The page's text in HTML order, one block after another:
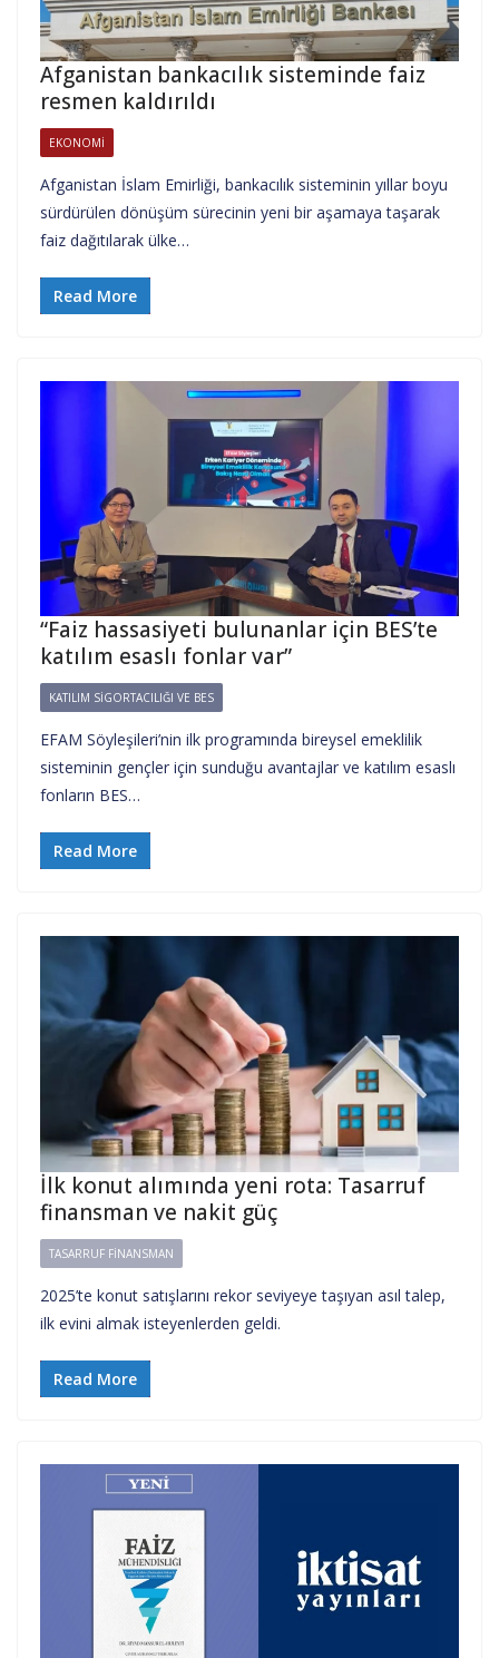
Afganistan bankacılık sisteminde faiz
resmen kaldırıldı
EKONOMI
Afganistan İslam Emirliği, bankacılık sisteminin yıllar boyu
sürdürülen dönüşüm sürecinin yeni bir aşamaya taşarak
faiz dağıtılarak ülke…
Read More
“Faiz hassasiyeti bulunanlar için BES’te
katılım esaslı fonlar var”
KATILIM SIGORTACILIĞI VE BES
EFAM Söyleşileri’nin ilk programında bireysel emeklilik
sisteminin gençler için sunduğu avantajlar ve katılım esaslı
fonların BES…
Read More
İlk konut alımında yeni rota: Tasarruf
finansman ve nakit güç
TASARRUF FINANSMAN
2025’te konut satışlarını rekor seviyeye taşıyan asıl talep,
ilk evini almak isteyenlerden geldi.
Read More